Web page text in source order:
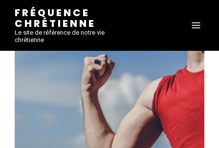
FRÉQUENCE
CHRÉTIENNE
Le site de référence de notre vie
chrétienne